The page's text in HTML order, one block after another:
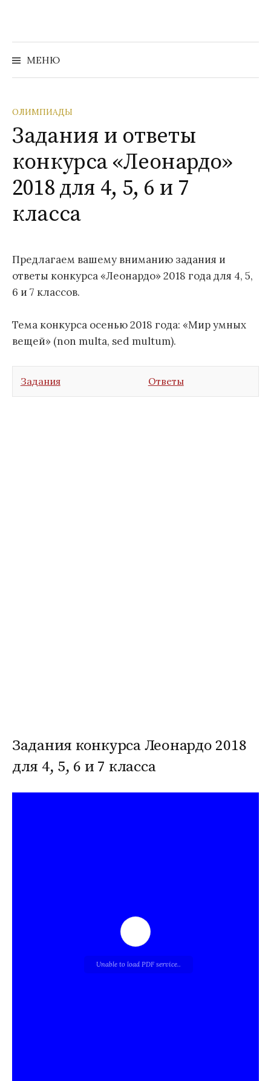
содержимому
МЕНЮ
Найти:
ОЛИМПИАДЫ
Задания и ответы
конкурса «Леонардо»
2018 для 4, 5, 6 и 7
класса
Предлагаем вашему вниманию задания и
ответы конкурса «Леонардо» 2018 года для 4, 5,
6 и 7 классов.
Тема конкурса осенью 2018 года: «Мир умных
вещей» (non multa, sed multum).
Задания Ответы
Задания конкурса Леонардо 2018
для 4, 5, 6 и 7 класса
Unable to load PDF service..